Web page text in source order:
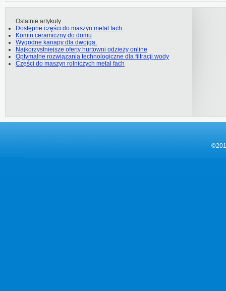
Ostatnie artykuły
Dostępne części do maszyn metal fach.
Komin ceramiczny do domu
Wygodne kanapy dla dwojga.
Najkorzystniejsze oferty hurtowni odzieży online
Optymalne rozwiązania technologiczne dla filtracji wody
Części do maszyn rolniczych metal fach